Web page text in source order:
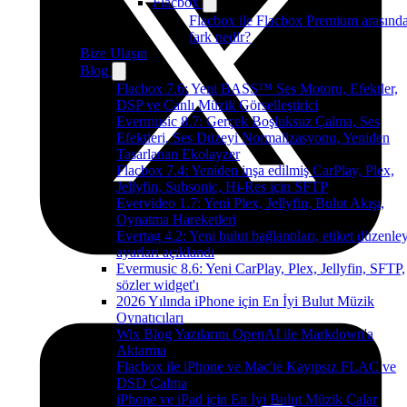
Flacbox ile Flacbox Premium
fark nedir?
Bize Ulaşın
Blog
Flacbox 7.6: Yeni BASS™ Ses Motoru, Efektler,
DSP ve Canlı Müzik Görselleştirici
Evermusic 8.7: Gerçek Boşluksuz Çalma, Ses
Efektleri, Ses Düzeyi Normalizasyonu, Yeniden
Tasarlanan Ekolayzer
Flacbox 7.4: Yeniden inşa edilmiş CarPlay, Plex,
Jellyfin, Subsonic, Hi-Res için SFTP
Evervideo 1.7: Yeni Plex, Jellyfin, Bulut Akışı,
Oynatma Hareketleri
Evertag 4.2: Yeni bulut bağlantıları, etiket
ayarları açıklandı
Evermusic 8.6: Yeni CarPlay, Plex, Jellyfin, SFTP,
sözler widget'ı
2026 Yılında iPhone için En İyi Bulut Müzik
Oynatıcıları
Wix Blog Yazılarını OpenAI ile Markdown'a
Aktarma
Flacbox ile iPhone ve Mac'te Kayıpsız FLAC ve
DSD Çalma
iPhone ve iPad için En İyi Bulut Müzik Çalar